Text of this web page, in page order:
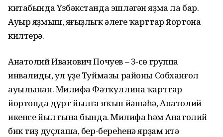
китабында Үзбәкстанда эшләгән яҙма ла бар.
Ауыр яҙмыш, яңғыҙлыҡ әлеге ҡарттар йортона
килтерә.
Анатолий Иванович Почуев – 3-сө группа
инвалиды, ул үҙе Туймазы районы Собханғол
ауылынан. Миңлифа Фәткуллина ҡарттар
йортонда дүрт йылға яҡын йәшәһә, Анатолий
икенсе йыл ғына бында. Миңлифа һәм Анатолий
бик тиҙ дуҫлаша, бер-береһенә ярҙам итә